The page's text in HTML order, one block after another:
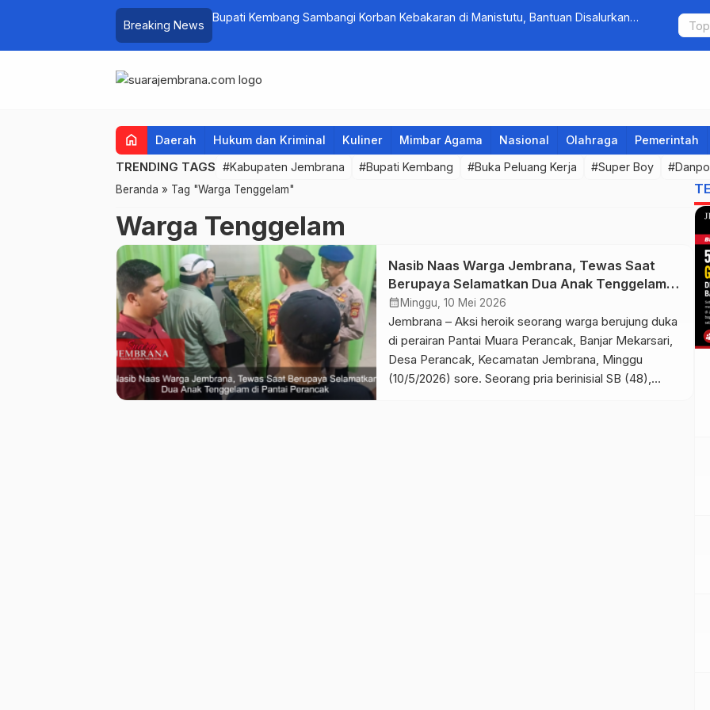
Breaking News
Bupati Kembang Sambangi Korban Kebakaran di Manistutu, Bantuan Disalurkan
Tim
home Daerah Hukum dan Kriminal Kuliner Mimbar Agama Nasional Olahraga Pemerintah
TRENDING TAGS #Kabupaten Jembrana #Bupati Kembang #Buka Peluang Kerja #Super Boy
Beranda » Tag "Warga Tenggelam"
Warga Tenggelam
Nasib Naas Warga Jembrana, Tewas Saat
Berupaya Selamatkan Dua Anak Tenggelam di
Pantai Perancak
calendar_month Minggu, 10 Mei 2026
Jembrana – Aksi heroik seorang warga berujung duka
di perairan Pantai Muara Perancak, Banjar Mekarsari,
Desa Perancak, Kecamatan Jembrana, Minggu
(10/5/2026) sore. Seorang pria berinisial SB (48),